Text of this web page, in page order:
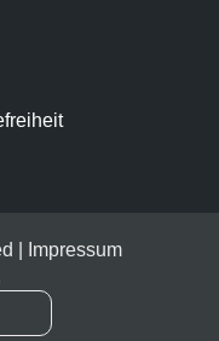
Impressum